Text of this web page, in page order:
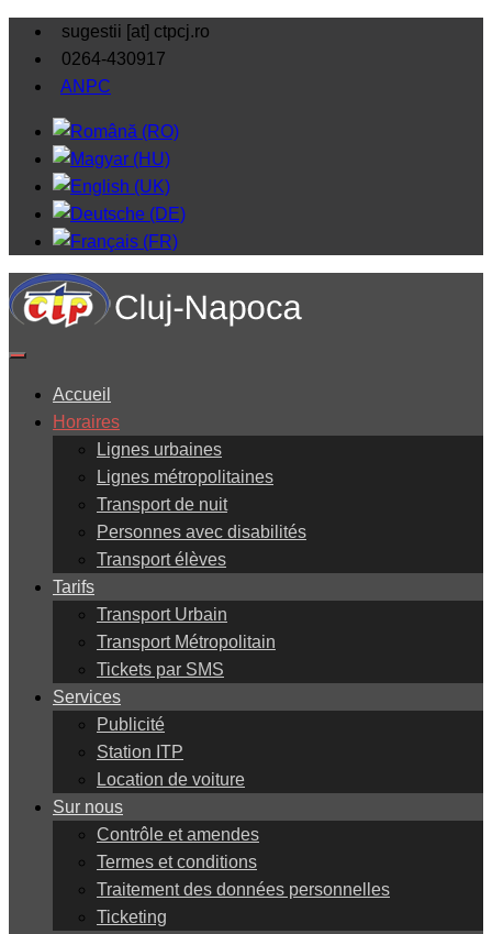
sugestii [at] ctpcj.ro
0264-430917
ANPC
Accueil
Horaires
Lignes urbaines
Lignes métropolitaines
Transport de nuit
Personnes avec disabilités
Transport élèves
Tarifs
Transport Urbain
Transport Métropolitain
Tickets par SMS
Services
Publicité
Station ITP
Location de voiture
Sur nous
Contrôle et amendes
Termes et conditions
Traitement des données personnelles
Ticketing